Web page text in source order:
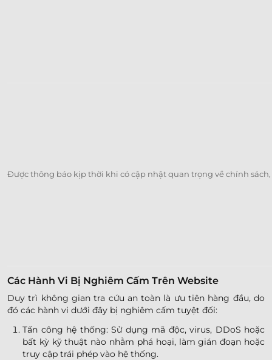
Được thông báo kịp thời khi có cập nhật quan trọng về chính
Các Hành Vi Bị Nghiêm Cấm Trên Website
Duy trì không gian tra cứu an toàn là ưu tiên hàng đầu, do
đó các hành vi dưới đây bị nghiêm cấm tuyệt đối:
Tấn công hệ thống: Sử dụng mã độc, virus, DDoS hoặc
bất kỳ kỹ thuật nào nhằm phá hoại, làm gián đoạn hoặc
truy cập trái phép vào hệ thống.